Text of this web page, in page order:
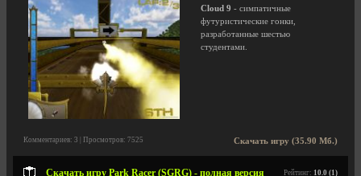
Cloud 9 - симпатичные
футуристические гонки,
разработанные шестью
студентами.
Скачать игру (35.90 Мб.)
Комментариев: 3 | Просмотров: 7525
Скачать игру Park Racer (SGRG) - полная версия Рейтинг: 10.0 (1)